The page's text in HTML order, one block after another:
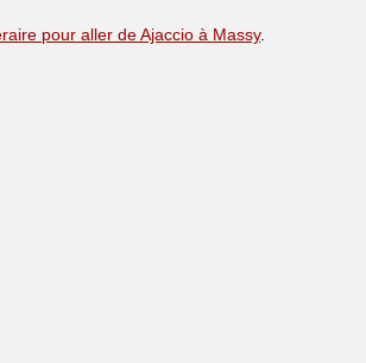
pour aller de Ajaccio à Massy.